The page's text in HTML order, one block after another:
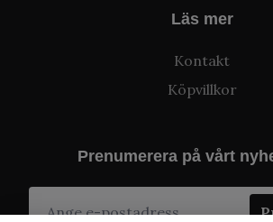
Läs mer
Kontakt
Köpvillkor
Prenumerera på vårt